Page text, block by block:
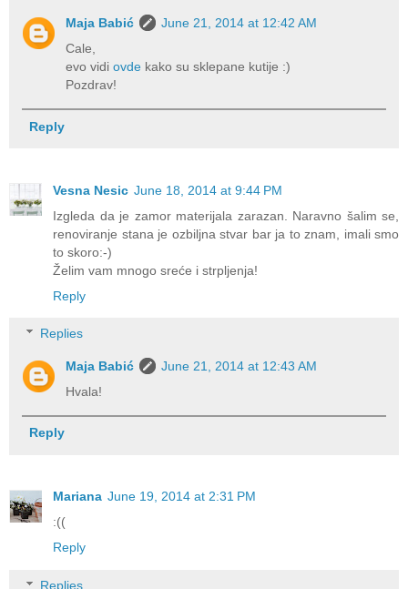
Maja Babić
June 21, 2014 at 12:42 AM
Cale,
evo vidiovde kako su sklepane kutije :)
Pozdrav!
Reply
Vesna Nesic June 18, 2014 at 9:44 PM
Izgleda da je zamor materijala zarazan. Naravno šalim se,
renoviranje stana je ozbiljna stvar bar ja to znam, imali smo
to skoro:-)
Želim vam mnogo sreće i strpljenja!
Reply
Replies
Maja Babić
June 21, 2014 at 12:43 AM
Hvala!
Reply
Mariana June 19, 2014 at 2:31 PM
:((
Reply
Replies